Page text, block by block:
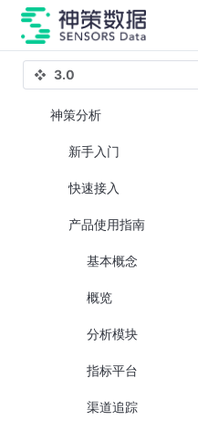
3.0
神策分析
新手入门
快速接入
产品使用指南
基本概念
概览
分析模块
指标平台
渠道追踪